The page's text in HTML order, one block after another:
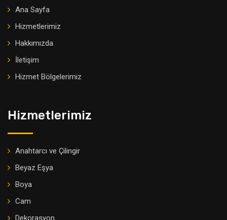
Ana Sayfa
Hizmetlerimiz
Hakkımızda
İletişim
Hizmet Bölgelerimiz
Hizmetlerimiz
Anahtarcı ve Çilingir
Beyaz Eşya
Boya
Cam
Dekorasyon